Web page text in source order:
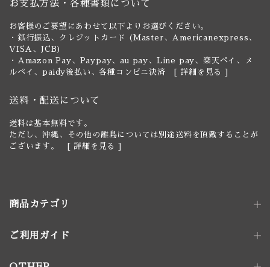
お支払方法・各種書類について
お客様のご要望にあわせて以下よりお選びください。
・銀行振込、クレジットカード (Master、Americanexpress、
VISA、JCB)
・Amazon Pay、Paypay、au pay、Line pay、楽天ペイ、メ
ルペイ、paidy後払い、各種コンビニ決済 [ 詳細を見る ]
送料・配送について
送料は基本無料です。
ただし、沖縄、その他の離島については別途送料を頂戴することが
ございます。 [ 詳細を見る ]
商品カテゴリ
照明器具
ご利用ガイド